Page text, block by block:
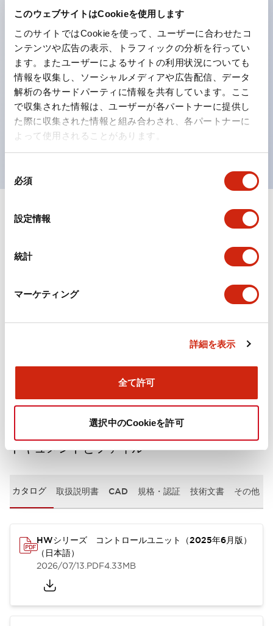
このウェブサイトはCookieを使用します
このサイトではCookieを使って、ユーザーに合わせたコ
ンテンツや広告の表示、トラフィックの分析を行ってい
ます。またユーザーによるサイトの利用状況についても
情報を収集し、ソーシャルメディアや広告配信、データ
解析の各サードパーティに情報を共有しています。ここ
で収集された情報は、ユーザーが各パートナーに提供し
た際に収集された情報と組み合わされ、各パートナーに
よって使用されることがあります。
必須
設定情報
統計
マーケティング
詳細を表示
全て許可
選択中のCookieを許可
1つで6色の役をこなすLED球（LSRD球）。これまで色
ごとに分かれていたLED球を、1色のLED球で各色を表
現できるようにしました。
カラーユニバーサルデザインに対応。表示灯（角平形）
の点灯/消灯の認識および、点灯時のランプ色の識別が
対応。
ISO 3864-4安全色に対応。危険時や緊急事態時の色表
現がより明確・鮮明で、より多くの方が識別可能に。
仕様 すべて展開 +
ドキュメントとファイル
カタログ 取扱説明書 CAD 規格・認証 技術文書 その他
HWシリーズ コントロールユニット（2025年6月版）
（日本語）
2026/07/13.PDF4.33MB